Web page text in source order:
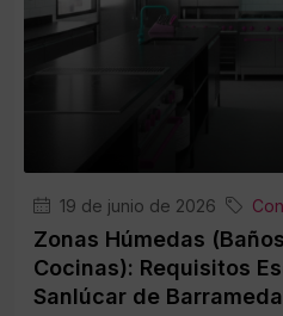
19 de junio de 2026
Zonas Húmedas
Cocinas): Requisitos
Sanlúcar de Barrameda